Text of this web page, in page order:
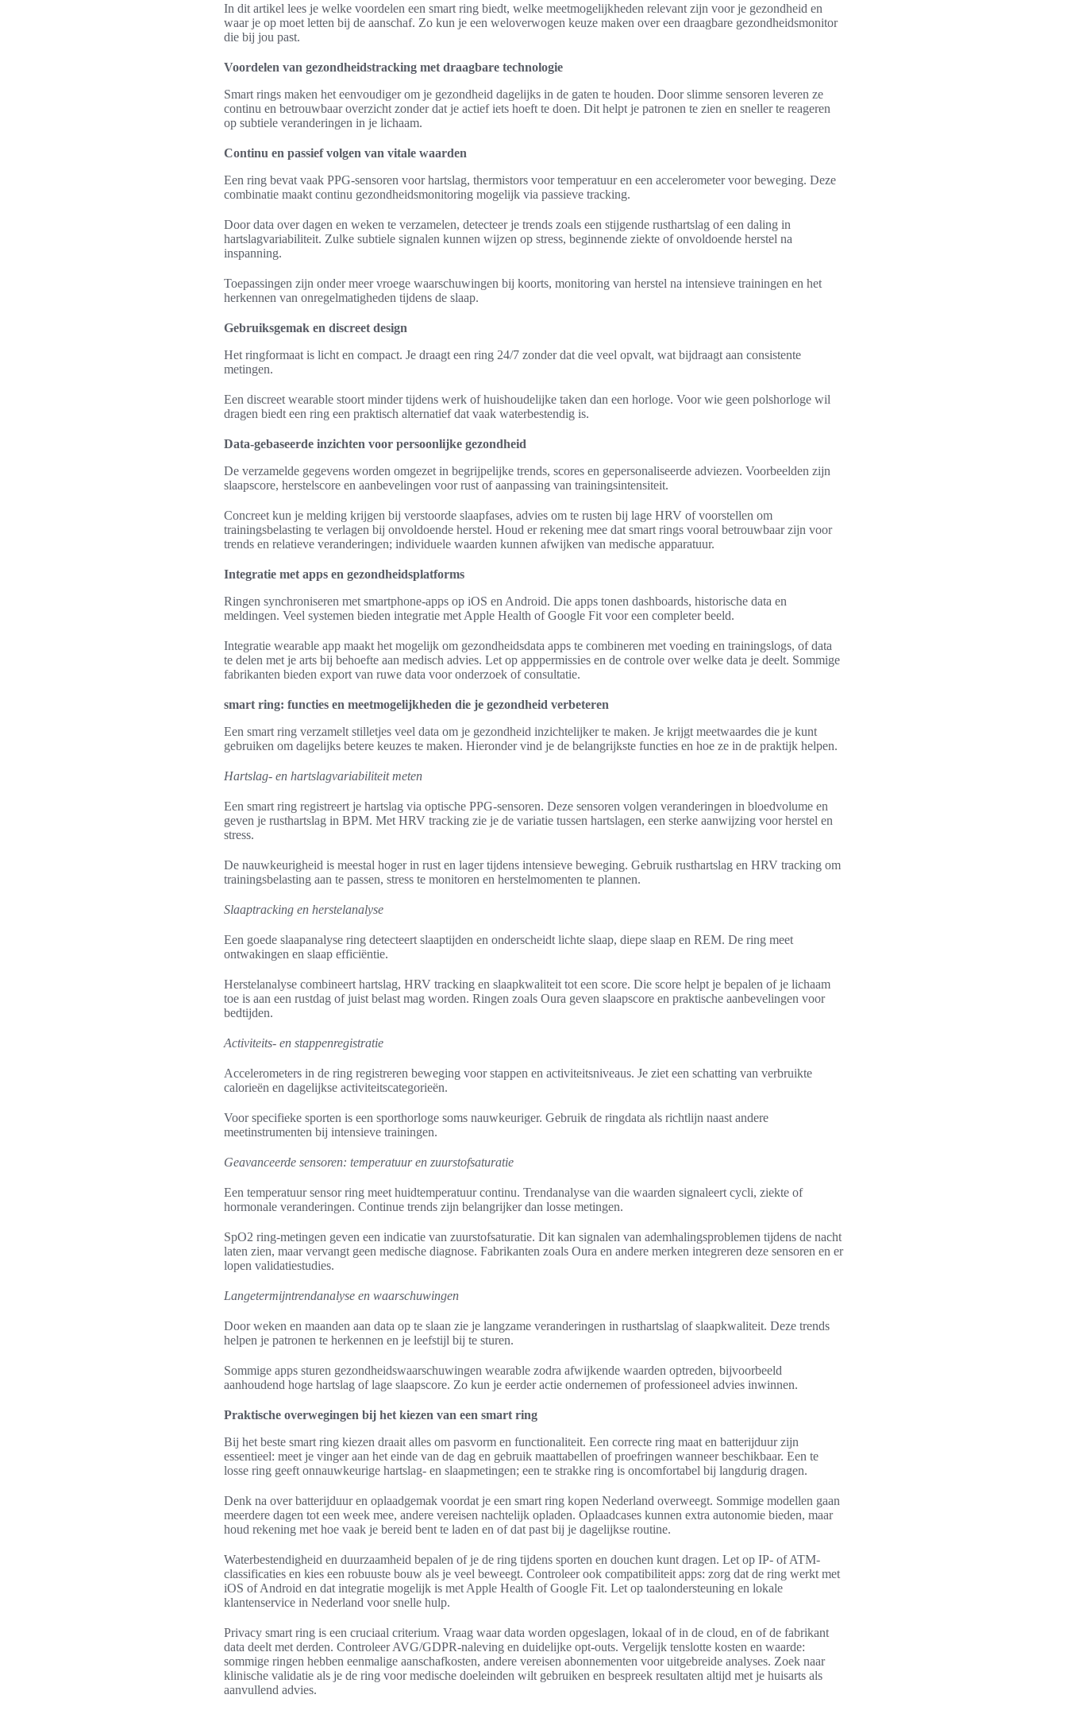
In dit artikel lees je welke voordelen een smart ring biedt, welke meetmogelijkheden relevant zijn voor je gezondheid en
waar je op moet letten bij de aanschaf. Zo kun je een weloverwogen keuze maken over een draagbare gezondheidsmonitor
die bij jou past.
Voordelen van gezondheidstracking met draagbare technologie
Smart rings maken het eenvoudiger om je gezondheid dagelijks in de gaten te houden. Door slimme sensoren leveren ze
continu en betrouwbaar overzicht zonder dat je actief iets hoeft te doen. Dit helpt je patronen te zien en sneller te reageren
op subtiele veranderingen in je lichaam.
Continu en passief volgen van vitale waarden
Een ring bevat vaak PPG-sensoren voor hartslag, thermistors voor temperatuur en een accelerometer voor beweging. Deze
combinatie maakt continu gezondheidsmonitoring mogelijk via passieve tracking.
Door data over dagen en weken te verzamelen, detecteer je trends zoals een stijgende rusthartslag of een daling in
hartslagvariabiliteit. Zulke subtiele signalen kunnen wijzen op stress, beginnende ziekte of onvoldoende herstel na
inspanning.
Toepassingen zijn onder meer vroege waarschuwingen bij koorts, monitoring van herstel na intensieve trainingen en het
herkennen van onregelmatigheden tijdens de slaap.
Gebruiksgemak en discreet design
Het ringformaat is licht en compact. Je draagt een ring 24/7 zonder dat die veel opvalt, wat bijdraagt aan consistente
metingen.
Een discreet wearable stoort minder tijdens werk of huishoudelijke taken dan een horloge. Voor wie geen polshorloge wil
dragen biedt een ring een praktisch alternatief dat vaak waterbestendig is.
Data-gebaseerde inzichten voor persoonlijke gezondheid
De verzamelde gegevens worden omgezet in begrijpelijke trends, scores en gepersonaliseerde adviezen. Voorbeelden zijn
slaapscore, herstelscore en aanbevelingen voor rust of aanpassing van trainingsintensiteit.
Concreet kun je melding krijgen bij verstoorde slaapfases, advies om te rusten bij lage HRV of voorstellen om
trainingsbelasting te verlagen bij onvoldoende herstel. Houd er rekening mee dat smart rings vooral betrouwbaar zijn voor
trends en relatieve veranderingen; individuele waarden kunnen afwijken van medische apparatuur.
Integratie met apps en gezondheidsplatforms
Ringen synchroniseren met smartphone-apps op iOS en Android. Die apps tonen dashboards, historische data en
meldingen. Veel systemen bieden integratie met Apple Health of Google Fit voor een completer beeld.
Integratie wearable app maakt het mogelijk om gezondheidsdata apps te combineren met voeding en trainingslogs, of data
te delen met je arts bij behoefte aan medisch advies. Let op apppermissies en de controle over welke data je deelt. Sommige
fabrikanten bieden export van ruwe data voor onderzoek of consultatie.
smart ring: functies en meetmogelijkheden die je gezondheid verbeteren
Een smart ring verzamelt stilletjes veel data om je gezondheid inzichtelijker te maken. Je krijgt meetwaardes die je kunt
gebruiken om dagelijks betere keuzes te maken. Hieronder vind je de belangrijkste functies en hoe ze in de praktijk helpen.
Hartslag- en hartslagvariabiliteit meten
Een smart ring registreert je hartslag via optische PPG-sensoren. Deze sensoren volgen veranderingen in bloedvolume en
geven je rusthartslag in BPM. Met HRV tracking zie je de variatie tussen hartslagen, een sterke aanwijzing voor herstel en
stress.
De nauwkeurigheid is meestal hoger in rust en lager tijdens intensieve beweging. Gebruik rusthartslag en HRV tracking om
trainingsbelasting aan te passen, stress te monitoren en herstelmomenten te plannen.
Slaaptracking en herstelanalyse
Een goede slaapanalyse ring detecteert slaaptijden en onderscheidt lichte slaap, diepe slaap en REM. De ring meet
ontwakingen en slaap efficiëntie.
Herstelanalyse combineert hartslag, HRV tracking en slaapkwaliteit tot een score. Die score helpt je bepalen of je lichaam
toe is aan een rustdag of juist belast mag worden. Ringen zoals Oura geven slaapscore en praktische aanbevelingen voor
bedtijden.
Activiteits- en stappenregistratie
Accelerometers in de ring registreren beweging voor stappen en activiteitsniveaus. Je ziet een schatting van verbruikte
calorieën en dagelijkse activiteitscategorieën.
Voor specifieke sporten is een sporthorloge soms nauwkeuriger. Gebruik de ringdata als richtlijn naast andere
meetinstrumenten bij intensieve trainingen.
Geavanceerde sensoren: temperatuur en zuurstofsaturatie
Een temperatuur sensor ring meet huidtemperatuur continu. Trendanalyse van die waarden signaleert cycli, ziekte of
hormonale veranderingen. Continue trends zijn belangrijker dan losse metingen.
SpO2 ring-metingen geven een indicatie van zuurstofsaturatie. Dit kan signalen van ademhalingsproblemen tijdens de nacht
laten zien, maar vervangt geen medische diagnose. Fabrikanten zoals Oura en andere merken integreren deze sensoren en er
lopen validatiestudies.
Langetermijntrendanalyse en waarschuwingen
Door weken en maanden aan data op te slaan zie je langzame veranderingen in rusthartslag of slaapkwaliteit. Deze trends
helpen je patronen te herkennen en je leefstijl bij te sturen.
Sommige apps sturen gezondheidswaarschuwingen wearable zodra afwijkende waarden optreden, bijvoorbeeld
aanhoudend hoge hartslag of lage slaapscore. Zo kun je eerder actie ondernemen of professioneel advies inwinnen.
Praktische overwegingen bij het kiezen van een smart ring
Bij het beste smart ring kiezen draait alles om pasvorm en functionaliteit. Een correcte ring maat en batterijduur zijn
essentieel: meet je vinger aan het einde van de dag en gebruik maattabellen of proefringen wanneer beschikbaar. Een te
losse ring geeft onnauwkeurige hartslag- en slaapmetingen; een te strakke ring is oncomfortabel bij langdurig dragen.
Denk na over batterijduur en oplaadgemak voordat je een smart ring kopen Nederland overweegt. Sommige modellen gaan
meerdere dagen tot een week mee, andere vereisen nachtelijk opladen. Oplaadcases kunnen extra autonomie bieden, maar
houd rekening met hoe vaak je bereid bent te laden en of dat past bij je dagelijkse routine.
Waterbestendigheid en duurzaamheid bepalen of je de ring tijdens sporten en douchen kunt dragen. Let op IP- of ATM-
classificaties en kies een robuuste bouw als je veel beweegt. Controleer ook compatibiliteit apps: zorg dat de ring werkt met
iOS of Android en dat integratie mogelijk is met Apple Health of Google Fit. Let op taalondersteuning en lokale
klantenservice in Nederland voor snelle hulp.
Privacy smart ring is een cruciaal criterium. Vraag waar data worden opgeslagen, lokaal of in de cloud, en of de fabrikant
data deelt met derden. Controleer AVG/GDPR-naleving en duidelijke opt-outs. Vergelijk tenslotte kosten en waarde:
sommige ringen hebben eenmalige aanschafkosten, andere vereisen abonnementen voor uitgebreide analyses. Zoek naar
klinische validatie als je de ring voor medische doeleinden wilt gebruiken en bespreek resultaten altijd met je huisarts als
aanvullend advies.